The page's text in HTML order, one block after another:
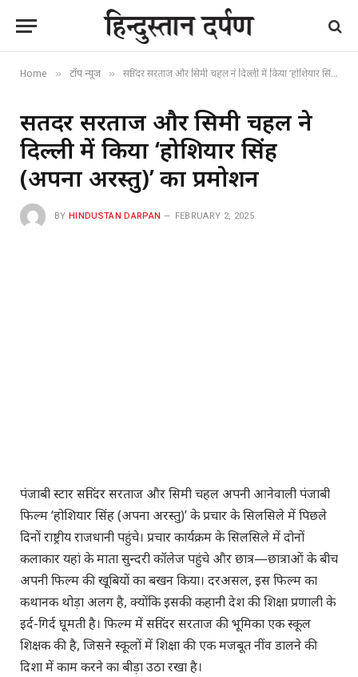
Home » टॉप न्यूज » सतिंदर सरताज और सिमी चहल ने दिल्ली में किया ‘होशियार सिंह (अपना अरस्तु)’ का प्रमोशन
सतिंदर सरताज और सिमी चहल ने
दिल्ली में किया ‘होशियार सिंह
(अपना अरस्तु)’ का प्रमोशन
BY HINDUSTAN DARPAN FEBRUARY 2, 2025
पंजाबी स्टार सतिंदर सरताज और सिमी चहल अपनी आनेवाली पंजाबी
फिल्म ‘होशियार सिंह (अपना अरस्तु)’ के प्रचार के सिलसिले में पिछले
दिनों राष्ट्रीय राजधानी पहुंचे। प्रचार कार्यक्रम के सिलसिले में दोनों
कलाकार यहां के माता सुन्दरी कॉलेज पहुंचे और छात्र—छात्राओं के बीच
अपनी फिल्म की खूबियों का बखन किया। दरअसल, इस फिल्म का
कथानक थोड़ा अलग है, क्योंकि इसकी कहानी देश की शिक्षा प्रणाली के
इर्द-गिर्द घूमती है। फिल्म में सतिंदर सरताज की भूमिका एक स्कूल
शिक्षक की है, जिसने स्कूलों में शिक्षा की एक मजबूत नींव डालने की
दिशा में काम करने का बीड़ा उठा रखा है।